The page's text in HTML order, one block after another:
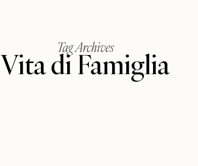
Tag Archives
Vita di Famiglia